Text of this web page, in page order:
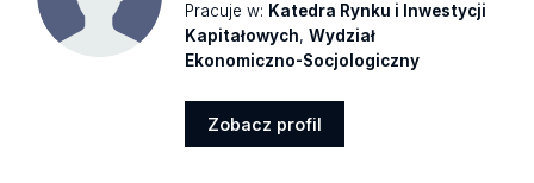
Pracuje w: Katedra Rynku i Inwestycji
Kapitałowych,Wydział
Ekonomiczno-Socjologiczny
Zobacz profil